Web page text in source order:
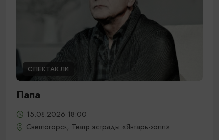
СПЕКТАКЛИ
Папа
15.08.2026 18:00
Светлогорск, Театр эстрады «Янтарь-холл»